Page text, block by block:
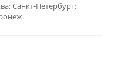
Санкт-Петербург;